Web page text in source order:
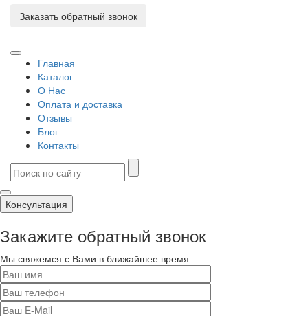
Заказать обратный звонок
Главная
Каталог
О Нас
Оплата и доставка
Отзывы
Блог
Контакты
Консультация
Закажите обратный звонок
Мы свяжемся с Вами в ближайшее время